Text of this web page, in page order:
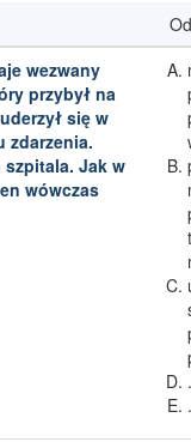
wezwany
przybył na
się w
zdarzenia.
Jak w
wówczas